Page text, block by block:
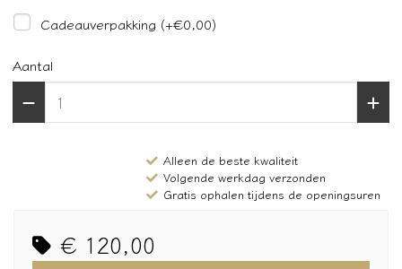
Cadeauverpakking (+€0,00)
Aantal
Alleen de beste kwaliteit
Volgende werkdag verzonden
Gratis ophalen tijdens de openingsuren
€ 120,00